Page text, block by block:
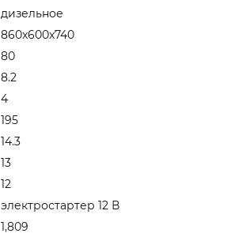
дизельное
860x600x740
80
8.2
4
195
14.3
13
12
электростартер 12 В
1,809